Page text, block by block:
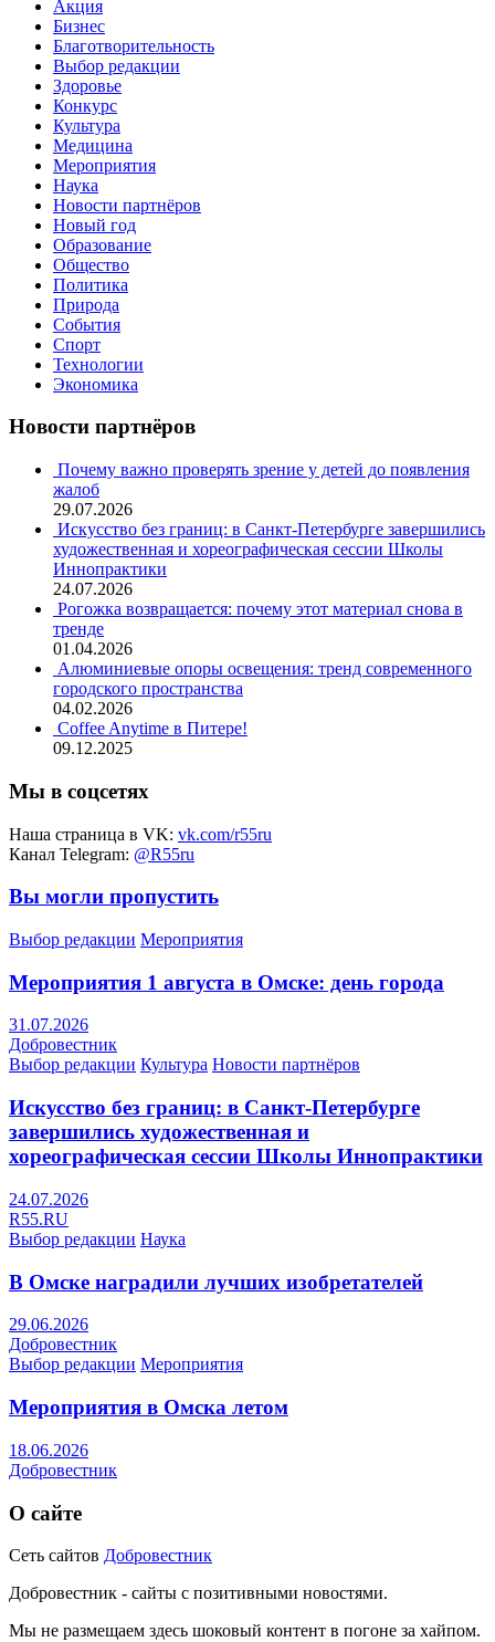
Акция
Бизнес
Благотворительность
Выбор редакции
Здоровье
Конкурс
Культура
Медицина
Мероприятия
Наука
Новости партнёров
Новый год
Образование
Общество
Политика
Природа
События
Спорт
Технологии
Экономика
Новости партнёров
Почему важно проверять зрение у детей до появления
жалоб
29.07.2026
Искусство без границ: в Санкт-Петербурге завершились
художественная и хореографическая сессии Школы
Иннопрактики
24.07.2026
Рогожка возвращается: почему этот материал снова в
тренде
01.04.2026
Алюминиевые опоры освещения: тренд современного
городского пространства
04.02.2026
Coffee Anytime в Питере!
09.12.2025
Мы в соцсетях
Наша страница в VK: vk.com/r55ru
Канал Telegram: @R55ru
Вы могли пропустить
Выбор редакции Мероприятия
Мероприятия 1 августа в Омске: день города
31.07.2026
Добровестник
Выбор редакции Культура Новости партнёров
Искусство без границ: в Санкт-Петербурге
завершились художественная и
хореографическая сессии Школы Иннопрактики
24.07.2026
R55.RU
Выбор редакции Наука
В Омске наградили лучших изобретателей
29.06.2026
Добровестник
Выбор редакции Мероприятия
Мероприятия в Омска летом
18.06.2026
Добровестник
О сайте
Сеть сайтов Добровестник
Добровестник - сайты с позитивными новостями.
Мы не размещаем здесь шоковый контент в погоне за хайпом.